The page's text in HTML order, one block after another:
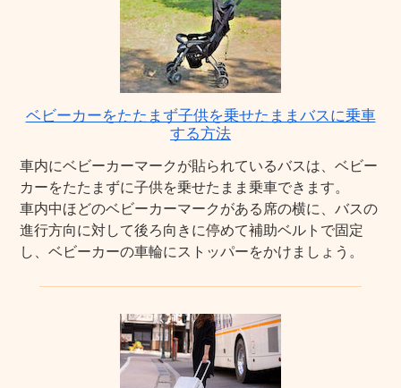
ベビーカーをたたまず子供を乗せたままバスに乗車
する方法
車内にベビーカーマークが貼られているバスは、ベビー
カーをたたまずに子供を乗せたまま乗車できます。
車内中ほどのベビーカーマークがある席の横に、バスの
進行方向に対して後ろ向きに停めて補助ベルトで固定
し、ベビーカーの車輪にストッパーをかけましょう。